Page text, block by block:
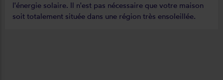
l'énergie solaire. Il n'est pas nécessaire que votre maison
soit totalement située dans une région très ensoleillée.